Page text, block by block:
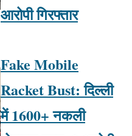
आरोपी गिरफ्तार
Fake Mobile
Racket Bust: दिल्ली
में 1600+ नकली